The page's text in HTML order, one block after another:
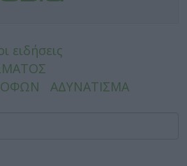
ειδήσεις
ΑΔΥΝΑΤΙΣΜΑ